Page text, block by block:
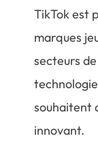
TikTok est
marques
secteurs
souhaitent
innovant.